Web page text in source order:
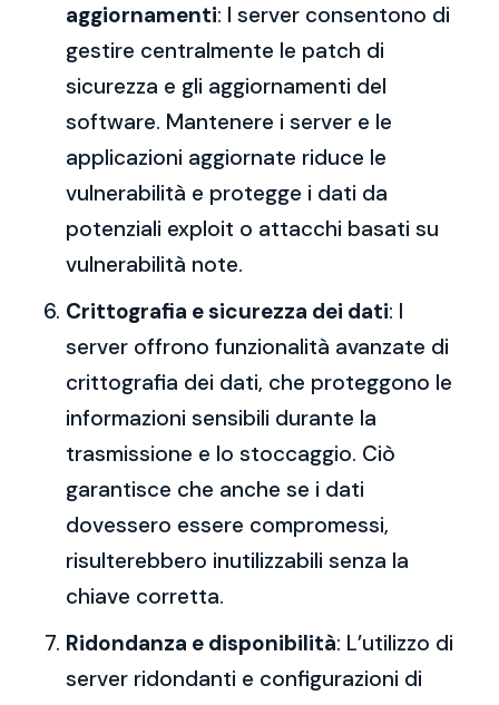
aggiornamenti: I server consentono di
gestire centralmente le patch di
sicurezza e gli aggiornamenti del
software. Mantenere i server e le
applicazioni aggiornate riduce le
vulnerabilità e protegge i dati da
potenziali exploit o attacchi basati su
vulnerabilità note.
Crittografia e sicurezza dei dati: I
server offrono funzionalità avanzate di
crittografia dei dati, che proteggono le
informazioni sensibili durante la
trasmissione e lo stoccaggio. Ciò
garantisce che anche se i dati
dovessero essere compromessi,
risulterebbero inutilizzabili senza la
chiave corretta.
Ridondanza e disponibilità: L’utilizzo di
server ridondanti e configurazioni di